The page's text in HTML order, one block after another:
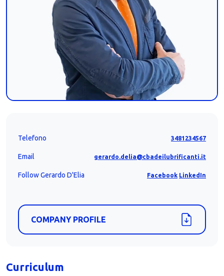
Telefono 3481234567
Email gerardo.delia@cbadeilubrificanti.it
Follow Gerardo D'Elia Facebook LinkedIn
COMPANY PROFILE
Curriculum